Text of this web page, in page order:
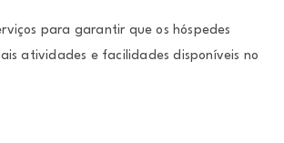
para garantir que os hóspedes
atividades e facilidades disponíveis no